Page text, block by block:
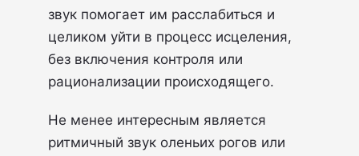
звук помогает им расслабиться и
целиком уйти в процесс исцеления,
без включения контроля или
рационализации происходящего.
Не менее интересным является
ритмичный звук оленьих рогов или